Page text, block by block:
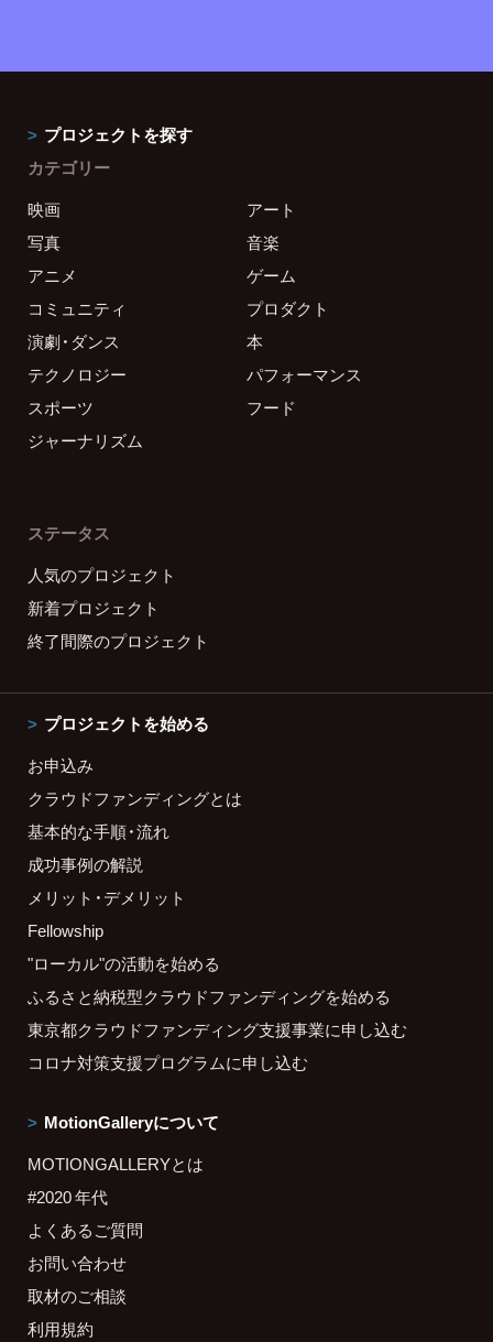
プロジェクトを探す
カテゴリー
映画
アート
写真
音楽
アニメ
ゲーム
コミュニティ
プロダクト
演劇・ダンス
本
テクノロジー
パフォーマンス
スポーツ
フード
ジャーナリズム
ステータス
人気のプロジェクト
新着プロジェクト
終了間際のプロジェクト
プロジェクトを始める
お申込み
クラウドファンディングとは
基本的な手順・流れ
成功事例の解説
メリット・デメリット
Fellowship
"ローカル"の活動を始める
ふるさと納税型クラウドファンディングを始める
東京都クラウドファンディング支援事業に申し込む
コロナ対策支援プログラムに申し込む
MotionGalleryについて
MOTIONGALLERYとは
#2020 年代
よくあるご質問
お問い合わせ
取材のご相談
利用規約